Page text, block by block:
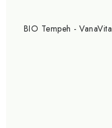
BIO Tempeh - VanaVita